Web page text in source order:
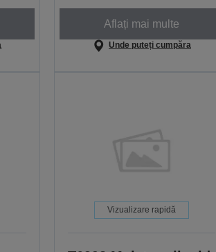
Aflați mai multe
Unde puteți cumpăra
Vizualizare rapidă